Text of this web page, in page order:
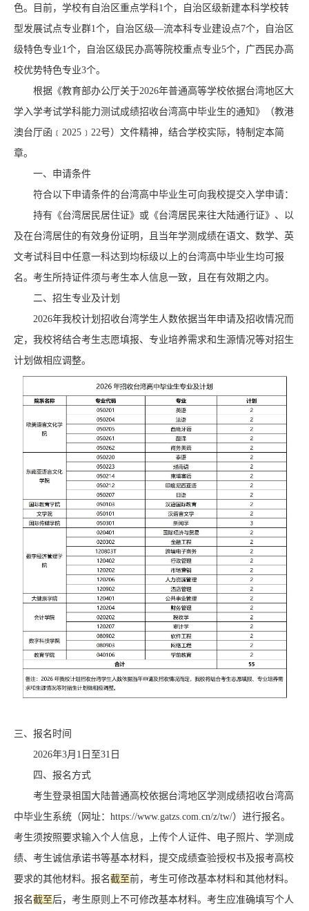
色。目前，学校有自治区重点学科1个，自治区级新建本科学校转
型发展试点专业群1个，自治区级—流本科专业建设点7个，自治区
级特色专业1个，自治区级民办高等院校重点专业5个，广西民办高
校优势特色专业3个。
根据《教育部办公厅关于2026年普通高等学校依据台湾地区大
学入学考试学科能力测试成绩招收台湾高中毕业生的通知》（教港
澳台厅函﹝2025﹞22号）文件精神，结合学校实际，特制定本简
章。
一、申请条件
符合以下申请条件的台湾高中毕业生可向我校提交入学申请：
持有《台湾居民居住证》或《台湾居民来往大陆通行证》、以
及在台湾居住的有效身份证明，且当年学测成绩在语文、数学、英
文考试科目中任意一科达到均标级以上的台湾高中毕业生均可报
名。考生所持证件须与考生本人信息一致，且在有效期之内。
二、招生专业及计划
2026年我校计划招收台湾学生人数依据当年申请及招收情况而
定，我校将结合考生志愿填报、专业培养需求和生源情况等对招生
计划做相应调整。
三、报名时间
2026年3月1日至31日
四、报名方式
考生登录祖国大陆普通高校依据台湾地区学测成绩招收台湾高
中毕业生系统（网址：https://www.gatzs.com.cn/z/tw/）进行报名。
考生须按照要求输入个人信息，上传个人证件、电子照片、学测成
绩、考生诚信承诺书等基本材料，提交成绩查验授权书及报考高校
要求的其他材料。报名截至前，考生可修改基本材料和其他材料。
报名截至后，考生原则上不可修改基本材料。考生应准确填写个人